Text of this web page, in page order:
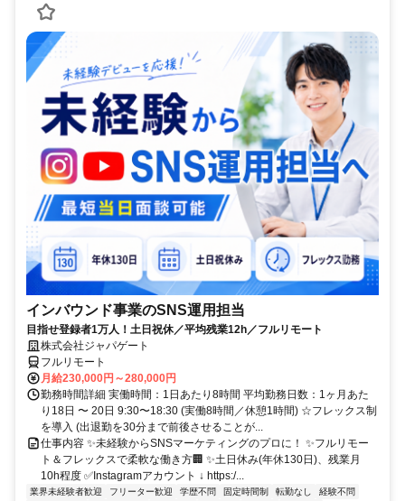
インバウンド事業のSNS運用担当
目指せ登録者1万人！土日祝休／平均残業12h／フルリモート
株式会社ジャパゲート
フルリモート
月給230,000円～280,000円
勤務時間詳細 実働時間：1日あたり8時間 平均勤務日数：1ヶ月あた
り18日 〜 20日 9:30〜18:30 (実働8時間／休憩1時間) ☆フレックス制
を導入 (出退勤を30分まで前後させることが...
仕事内容 ✨未経験からSNSマーケティングのプロに！ ✨フルリモー
ト＆フレックスで柔軟な働き方🏢 ✨土日休み(年休130日)、残業月
10h程度 ✅Instagramアカウント ↓ https:/...
業界未経験者歓迎 フリーター歓迎 学歴不問 固定時間制 転勤なし
経験不問